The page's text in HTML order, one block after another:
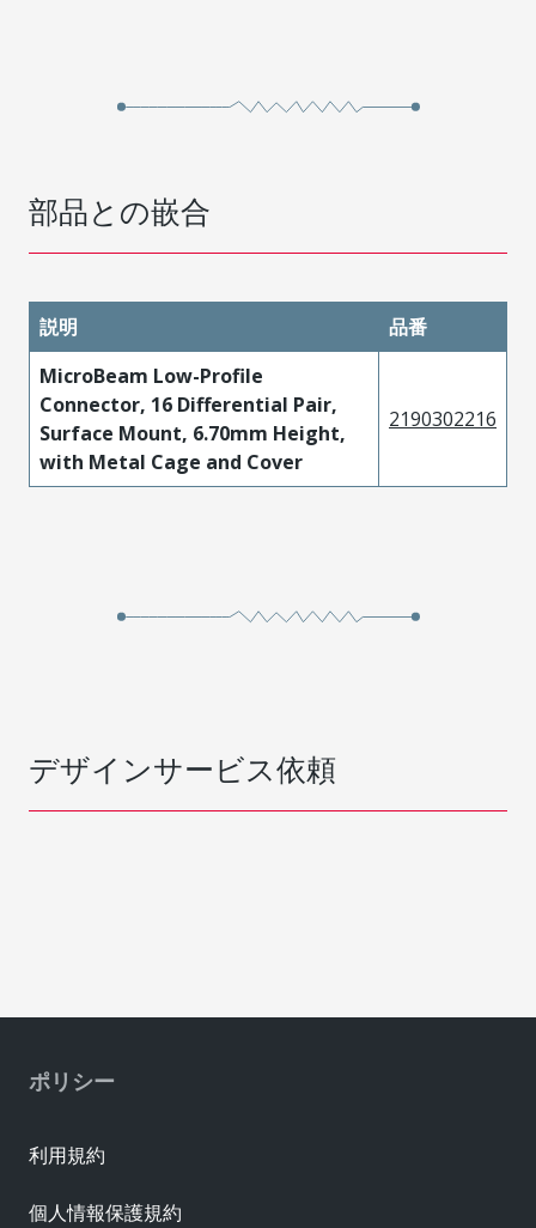
部品との嵌合
説明
品番
MicroBeam Low-Profile
Connector, 16 Differential Pair,
Surface Mount, 6.70mm Height,
with Metal Cage and Cover
2190302216
デザインサービス依頼
ポリシー
利用規約
個人情報保護規約